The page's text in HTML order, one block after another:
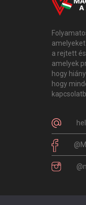
a rejtett
amelyek
hogy
hogy